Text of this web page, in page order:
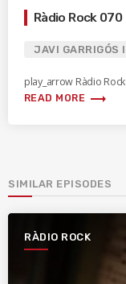
Ràdio Rock 070
JAVI GARRIGÓS
play_arrow Ràdio
READ MORE trending_flat
SIMILAR EPISODES
RÀDIO ROCK